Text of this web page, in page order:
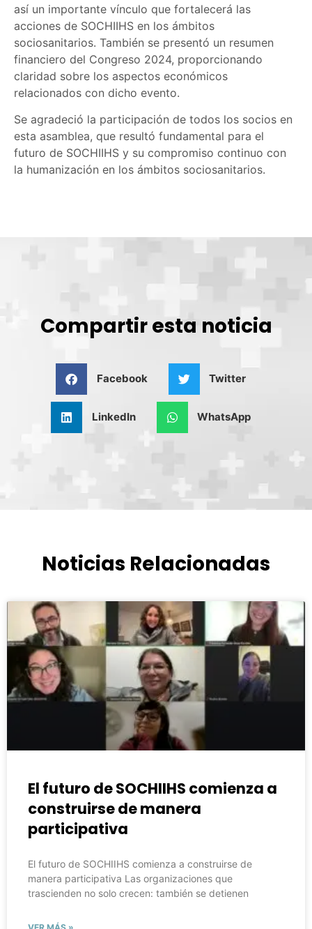
así un importante vínculo que fortalecerá las
acciones de SOCHIIHS en los ámbitos
sociosanitarios. También se presentó un resumen
financiero del Congreso 2024, proporcionando
claridad sobre los aspectos económicos
relacionados con dicho evento.
Se agradeció la participación de todos los socios en
esta asamblea, que resultó fundamental para el
futuro de SOCHIIHS y su compromiso continuo con
la humanización en los ámbitos sociosanitarios.
Compartir esta noticia
Facebook Twitter
LinkedIn WhatsApp
Noticias Relacionadas
El futuro de SOCHIIHS comienza a
construirse de manera
participativa
El futuro de SOCHIIHS comienza a construirse de
manera participativa Las organizaciones que
trascienden no solo crecen: también se detienen